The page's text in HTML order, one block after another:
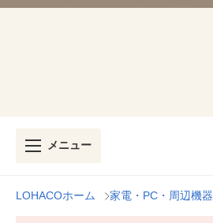
メニュー
LOHACOホーム 家電・PC・周辺機器